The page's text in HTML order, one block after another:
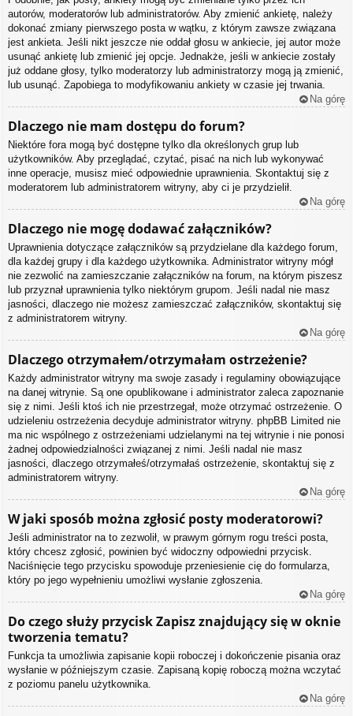
autorów, moderatorów lub administratorów. Aby zmienić ankietę, należy
dokonać zmiany pierwszego posta w wątku, z którym zawsze związana
jest ankieta. Jeśli nikt jeszcze nie oddał głosu w ankiecie, jej autor może
usunąć ankietę lub zmienić jej opcje. Jednakże, jeśli w ankiecie zostały
już oddane głosy, tylko moderatorzy lub administratorzy mogą ją zmienić,
lub usunąć. Zapobiega to modyfikowaniu ankiety w czasie jej trwania.
Na górę
Dlaczego nie mam dostępu do forum?
Niektóre fora mogą być dostępne tylko dla określonych grup lub
użytkowników. Aby przeglądać, czytać, pisać na nich lub wykonywać
inne operacje, musisz mieć odpowiednie uprawnienia. Skontaktuj się z
moderatorem lub administratorem witryny, aby ci je przydzielił.
Na górę
Dlaczego nie mogę dodawać załączników?
Uprawnienia dotyczące załączników są przydzielane dla każdego forum,
dla każdej grupy i dla każdego użytkownika. Administrator witryny mógł
nie zezwolić na zamieszczanie załączników na forum, na którym piszesz
lub przyznał uprawnienia tylko niektórym grupom. Jeśli nadal nie masz
jasności, dlaczego nie możesz zamieszczać załączników, skontaktuj się
z administratorem witryny.
Na górę
Dlaczego otrzymałem/otrzymałam ostrzeżenie?
Każdy administrator witryny ma swoje zasady i regulaminy obowiązujące
na danej witrynie. Są one opublikowane i administrator zaleca zapoznanie
się z nimi. Jeśli ktoś ich nie przestrzegał, może otrzymać ostrzeżenie. O
udzieleniu ostrzeżenia decyduje administrator witryny. phpBB Limited nie
ma nic wspólnego z ostrzeżeniami udzielanymi na tej witrynie i nie ponosi
żadnej odpowiedzialności związanej z nimi. Jeśli nadal nie masz
jasności, dlaczego otrzymałeś/otrzymałaś ostrzeżenie, skontaktuj się z
administratorem witryny.
Na górę
W jaki sposób można zgłosić posty moderatorowi?
Jeśli administrator na to zezwolił, w prawym górnym rogu treści posta,
który chcesz zgłosić, powinien być widoczny odpowiedni przycisk.
Naciśnięcie tego przycisku spowoduje przeniesienie cię do formularza,
który po jego wypełnieniu umożliwi wysłanie zgłoszenia.
Na górę
Do czego służy przyciskZapiszznajdujący się w oknie
tworzenia tematu?
Funkcja ta umożliwia zapisanie kopii roboczej i dokończenie pisania oraz
wysłanie w późniejszym czasie. Zapisaną kopię roboczą można wczytać
z poziomu panelu użytkownika.
Na górę